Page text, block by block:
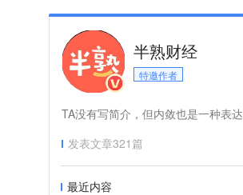
半熟财经
特邀作者
TA没有写简介，但内敛也是一种表达
发表文章321篇
最近内容